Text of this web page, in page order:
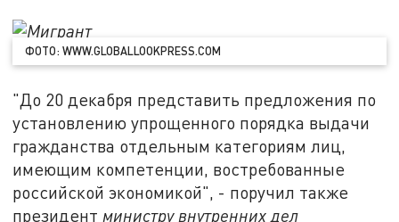
ФОТО: WWW.GLOBALLOOKPRESS.COM
"До 20 декабря представить предложения по
установлению упрощенного порядка выдачи
гражданства отдельным категориям лиц,
имеющим компетенции, востребованные
российской экономикой", - поручил также
президент министру внутренних дел